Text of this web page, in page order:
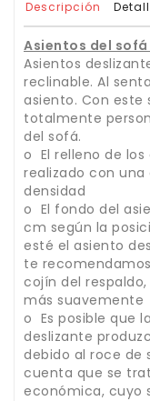
Descripción
Asientos del sofá
Asientos
reclinable. Al
asiento. Con este
totalmente
del sofá.
o El relleno de
realizado con una
densidad
o El fondo del
cm según la
esté el asiento
te
cojín del
más suavemente
o Es posible que
deslizante
debido al roce de
cuenta que se
económica, cuyo